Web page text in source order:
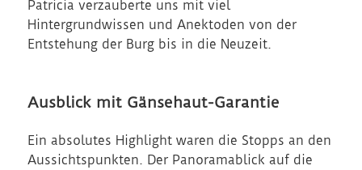
Patricia verzauberte uns mit viel
Hintergrundwissen und Anektoden von der
Entstehung der Burg bis in die Neuzeit.
Ausblick mit Gänsehaut-Garantie
Ein absolutes Highlight waren die Stopps an den
Aussichtspunkten. Der Panoramablick auf die